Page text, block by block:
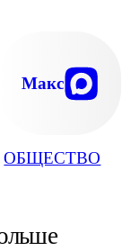
ОБЩЕСТВО
Макс